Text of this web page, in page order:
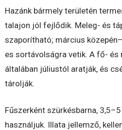
Hazánk bármely területén
talajon jól fejlődik. Meleg- és
szaporítható; március
es sortávolságra vetik. A fő- és
általában júliustól aratják, és
tárolják.
Fűszerként szürkésbarna,
használjuk. Illata jellemző,